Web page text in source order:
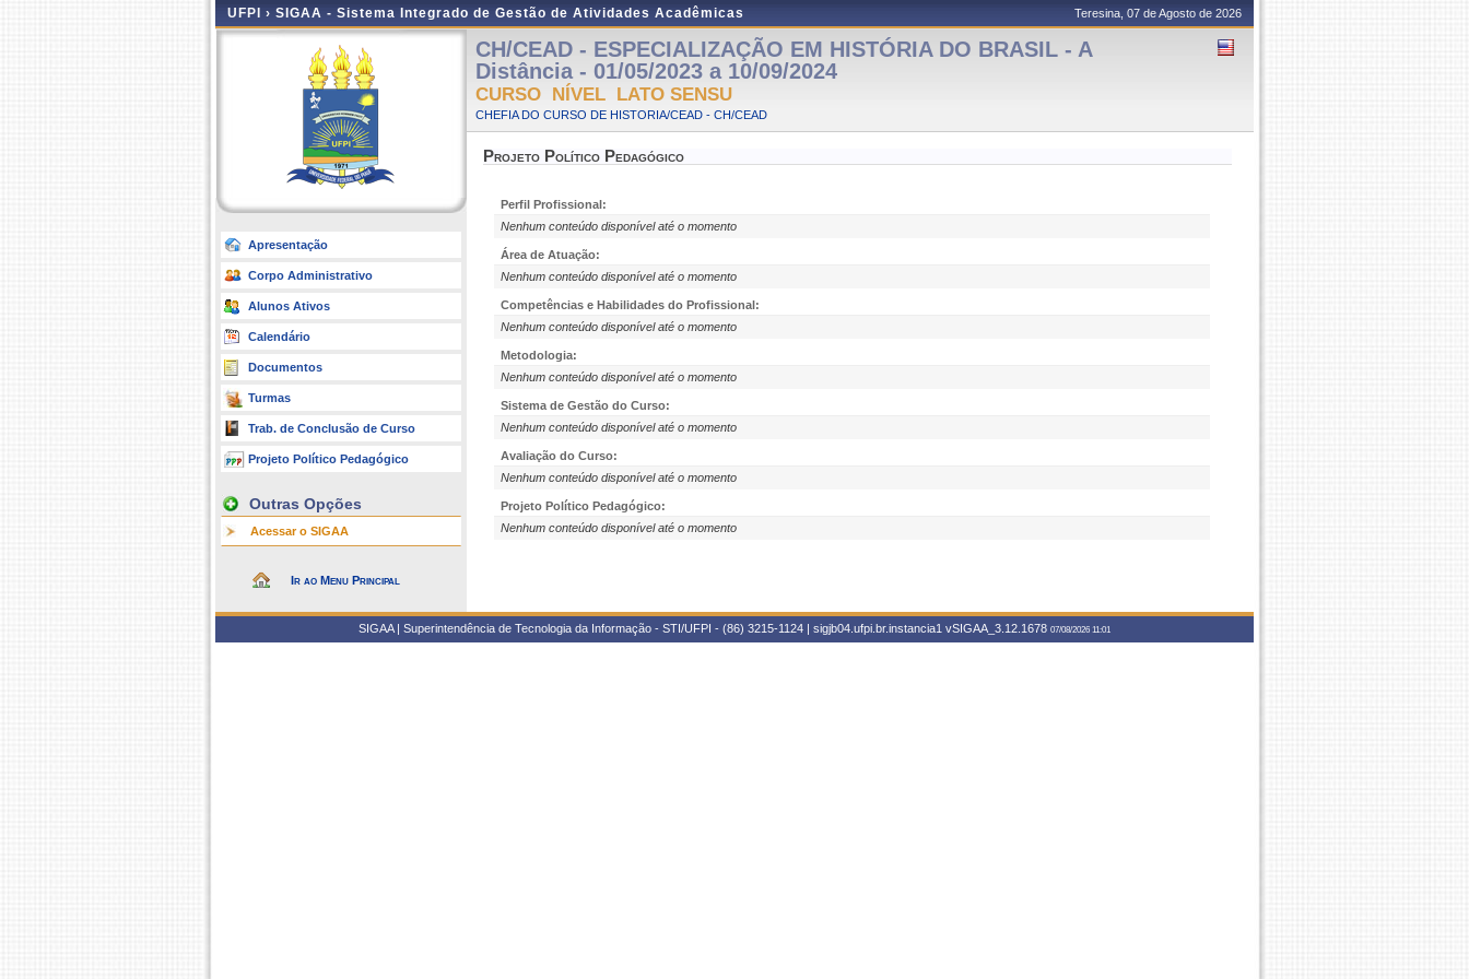
UFPI › SIGAA - Sistema Integrado de Gestão de Atividades Acadêmicas Teresina, 07 de Agosto de 2026
Apresentação
Corpo Administrativo
Alunos Ativos
Calendário
Documentos
Turmas
Trab. de Conclusão de Curso
Projeto Político Pedagógico
Outras Opções
Acessar o SIGAA
Ir ao Menu Principal
CH/CEAD - ESPECIALIZAÇÃO EM HISTÓRIA DO BRASIL - A
Distância - 01/05/2023 a 10/09/2024
CURSO NÍVEL LATO SENSU
CHEFIA DO CURSO DE HISTORIA/CEAD - CH/CEAD
Projeto Político Pedagógico
Perfil Profissional:
Nenhum conteúdo disponível até o momento
Área de Atuação:
Nenhum conteúdo disponível até o momento
Competências e Habilidades do Profissional:
Nenhum conteúdo disponível até o momento
Metodologia:
Nenhum conteúdo disponível até o momento
Sistema de Gestão do Curso:
Nenhum conteúdo disponível até o momento
Avaliação do Curso:
Nenhum conteúdo disponível até o momento
Projeto Político Pedagógico:
Nenhum conteúdo disponível até o momento
SIGAA | Superintendência de Tecnologia da Informação - STI/UFPI - (86) 3215-1124 | sigjb04.ufpi.br.instancia1 vSIGAA_3.12.1678 07/08/2026 11:01